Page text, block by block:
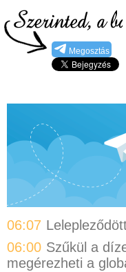
Megosztás
06:07
06:00 Szűkül a
megérezheti a